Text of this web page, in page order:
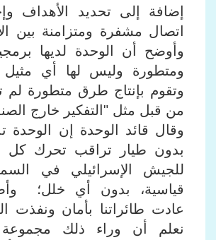
إضافة إلى تحديد الأهداف
اتصال مشفرة ومتزامنة بين
وأوضح أن الوحدة لديها
ومتطورة وليس لها أي مثيل
وتقوم بإنتاج طرق متطورة لم
من قبل مثل "التفكير خارج
وقال قائد الوحدة إن الوحدة
بدون طيار تراقب تحرك كل
للجيش الإسرائيلي في
قياسية، بدون أي خلل؛
عادت طائراتنا بأمان ونفذت
نعلم أن وراء ذلك